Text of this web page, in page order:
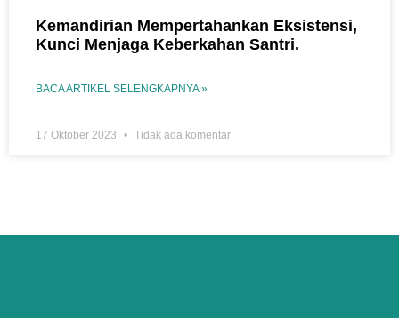
Kemandirian Mempertahankan Eksistensi,
Kunci Menjaga Keberkahan Santri.
BACA ARTIKEL SELENGKAPNYA »
17 Oktober 2023 Tidak ada komentar